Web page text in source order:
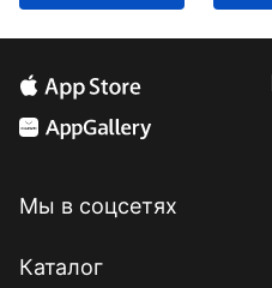
Мы в соцсетях
Каталог